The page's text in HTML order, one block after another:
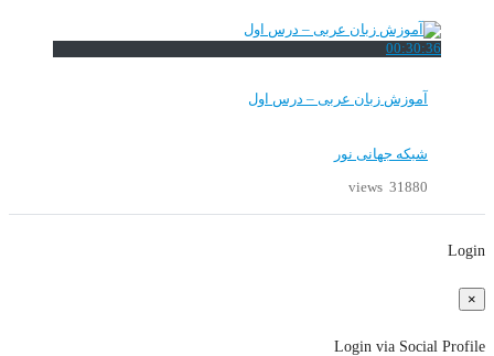
00:30:36
آموزش زبان عربی – درس اول
شبکه جهانی نور
31880 views
Login
×
Login via Social Profile